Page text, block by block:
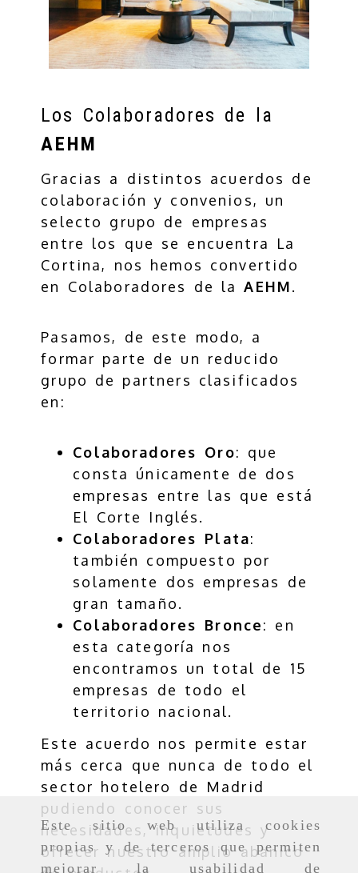
Este sitio web utiliza cookies
propias y de terceros que permiten
mejorar la usabilidad de
Los Colaboradores de la
AEHM
Gracias a distintos acuerdos de
colaboración y convenios, un
selecto grupo de empresas
entre los que se encuentra La
Cortina, nos hemos convertido
en Colaboradores de laAEHM.
Pasamos, de este modo, a
formar parte de un reducido
grupo de partners clasificados
en:
Colaboradores Oro: que
consta únicamente de dos
empresas entre las que está
El Corte Inglés.
Colaboradores Plata:
también compuesto por
solamente dos empresas de
gran tamaño.
Colaboradores Bronce: en
esta categoría nos
encontramos un total de 15
empresas de todo el
territorio nacional.
Este acuerdo nos permite estar
más cerca que nunca de todo el
sector hotelero de Madrid
pudiendo conocer sus
necesidades, inquietudes y
ofrecer nuestro amplio abanico